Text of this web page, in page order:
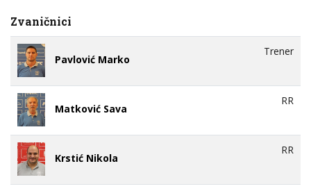
Zvaničnici
Pavlović Marko
Trener
Matković Sava
RR
Krstić Nikola
RR